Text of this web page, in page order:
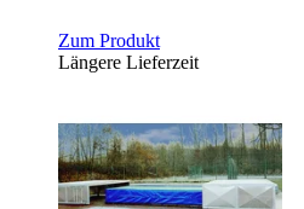
Zum Produkt
Längere Lieferzeit